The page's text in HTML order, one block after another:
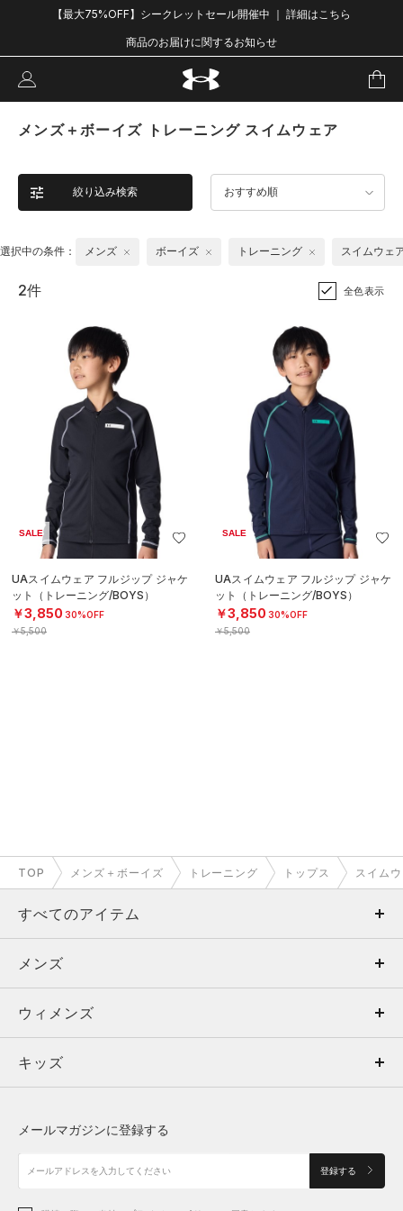
【最大75%OFF】シークレットセール開催中 ｜ 詳細はこちら
商品のお届けに関するお知らせ
メンズ＋ボーイズ トレーニング スイムウェア
絞り込み検索 おすすめ順
選択中の条件： メンズ ボーイズ トレーニング スイムウェ
2件 全色表示
SALE
UAスイムウェア フルジップ ジャケ
ット（トレーニング/BOYS）
￥3,850 30%OFF
￥5,500
SALE
UAスイムウェア フルジップ ジャケ
ット（トレーニング/BOYS）
￥3,850 30%OFF
￥5,500
TOP メンズ＋ボーイズ トレーニング トップス スイム
すべてのアイテム
メンズ
ウィメンズ
キッズ
アクセサリー
メンズ
トップス
ボトムス
アクセサリー
ウィメンズ
トップス
シューズ
キッズ
メールマガジンに登録する
登録する